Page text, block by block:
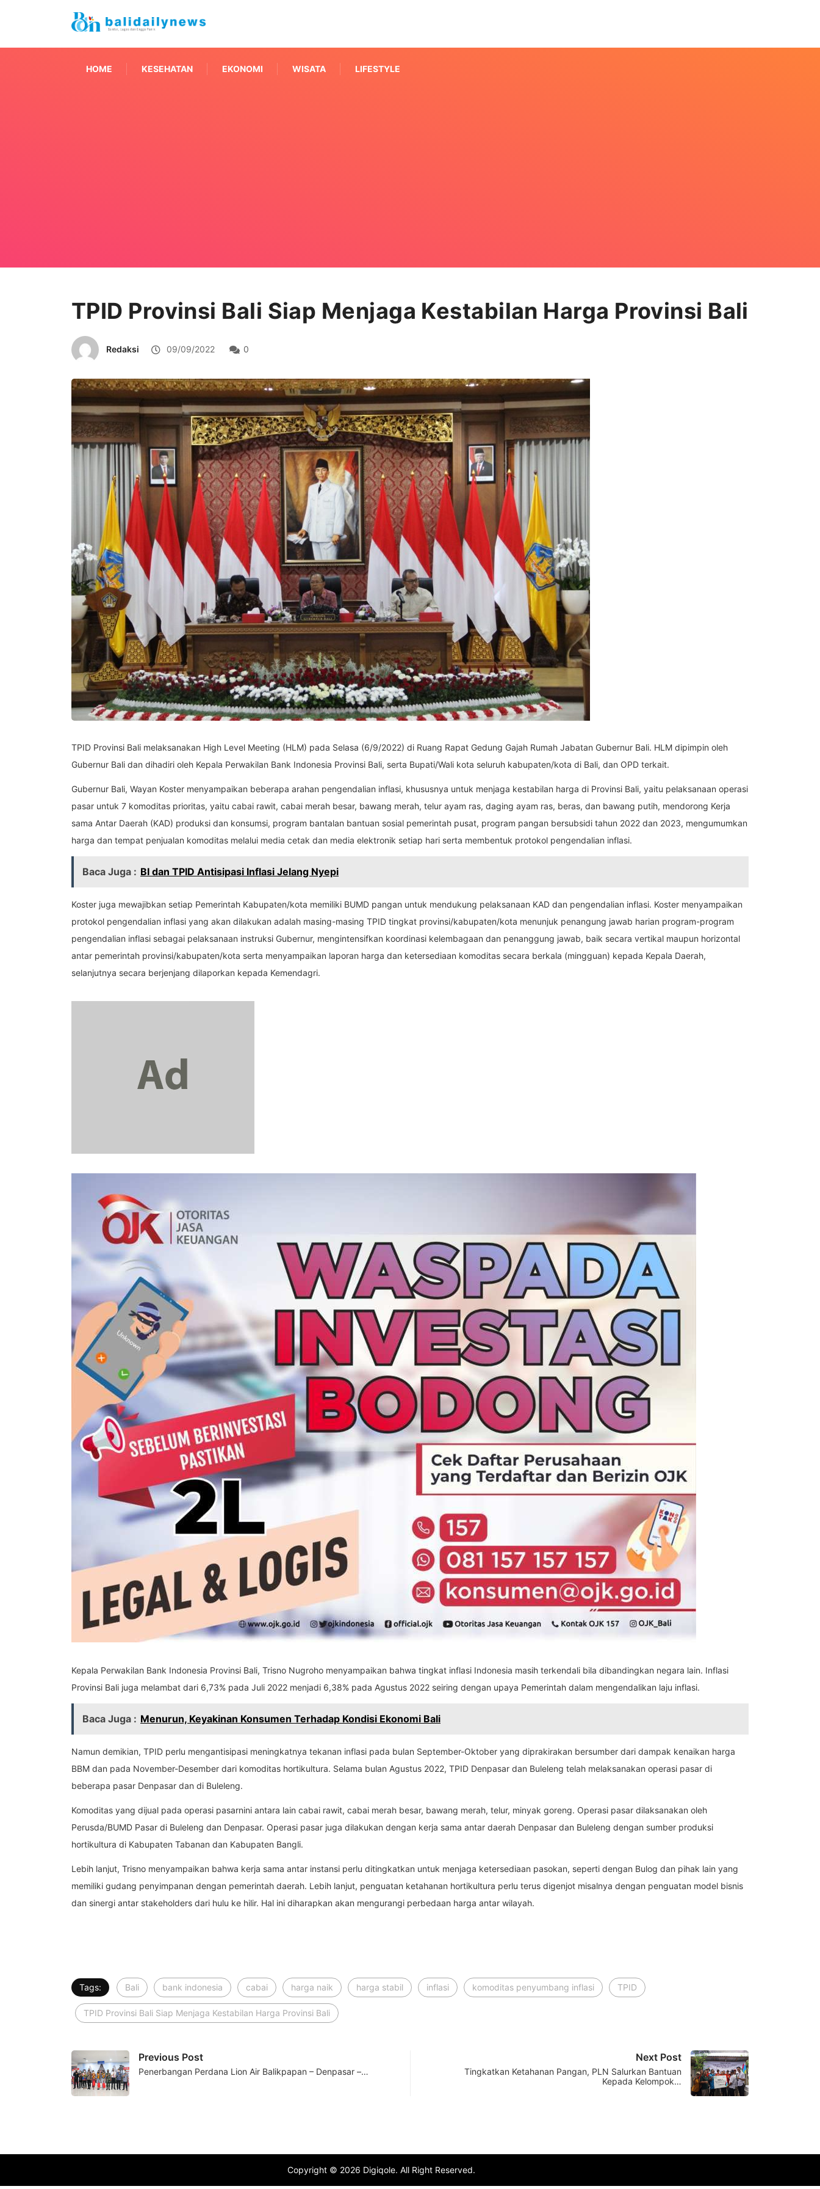
HOME KESEHATAN EKONOMI WISATA LIFESTYLE
TPID Provinsi Bali Siap Menjaga Kestabilan Harga Provinsi Bali
Redaksi 09/09/2022 0
TPID Provinsi Bali melaksanakan High Level Meeting (HLM) pada Selasa (6/9/2022) di Ruang Rapat Gedung Gajah Rumah Jabatan Gubernur Bali. HLM dipimpin oleh
Gubernur Bali dan dihadiri oleh Kepala Perwakilan Bank Indonesia Provinsi Bali, serta Bupati/Wali kota seluruh kabupaten/kota di Bali, dan OPD terkait.
Gubernur Bali, Wayan Koster menyampaikan beberapa arahan pengendalian inflasi, khususnya untuk menjaga kestabilan harga di Provinsi Bali, yaitu pelaksanaan operasi
pasar untuk 7 komoditas prioritas, yaitu cabai rawit, cabai merah besar, bawang merah, telur ayam ras, daging ayam ras, beras, dan bawang putih, mendorong Kerja
sama Antar Daerah (KAD) produksi dan konsumsi, program bantalan bantuan sosial pemerintah pusat, program pangan bersubsidi tahun 2022 dan 2023, mengumumkan
harga dan tempat penjualan komoditas melalui media cetak dan media elektronik setiap hari serta membentuk protokol pengendalian inflasi.
Baca Juga : BI dan TPID Antisipasi Inflasi Jelang Nyepi
Koster juga mewajibkan setiap Pemerintah Kabupaten/kota memiliki BUMD pangan untuk mendukung pelaksanaan KAD dan pengendalian inflasi. Koster menyampaikan
protokol pengendalian inflasi yang akan dilakukan adalah masing-masing TPID tingkat provinsi/kabupaten/kota menunjuk penangung jawab harian program-program
pengendalian inflasi sebagai pelaksanaan instruksi Gubernur, mengintensifkan koordinasi kelembagaan dan penanggung jawab, baik secara vertikal maupun horizontal
antar pemerintah provinsi/kabupaten/kota serta menyampaikan laporan harga dan ketersediaan komoditas secara berkala (mingguan) kepada Kepala Daerah,
selanjutnya secara berjenjang dilaporkan kepada Kemendagri.
Kepala Perwakilan Bank Indonesia Provinsi Bali, Trisno Nugroho menyampaikan bahwa tingkat inflasi Indonesia masih terkendali bila dibandingkan negara lain. Inflasi
Provinsi Bali juga melambat dari 6,73% pada Juli 2022 menjadi 6,38% pada Agustus 2022 seiring dengan upaya Pemerintah dalam mengendalikan laju inflasi.
Baca Juga : Menurun, Keyakinan Konsumen Terhadap Kondisi Ekonomi Bali
Namun demikian, TPID perlu mengantisipasi meningkatnya tekanan inflasi pada bulan September-Oktober yang diprakirakan bersumber dari dampak kenaikan harga
BBM dan pada November-Desember dari komoditas hortikultura. Selama bulan Agustus 2022, TPID Denpasar dan Buleleng telah melaksanakan operasi pasar di
beberapa pasar Denpasar dan di Buleleng.
Komoditas yang dijual pada operasi pasarnini antara lain cabai rawit, cabai merah besar, bawang merah, telur, minyak goreng. Operasi pasar dilaksanakan oleh
Perusda/BUMD Pasar di Buleleng dan Denpasar. Operasi pasar juga dilakukan dengan kerja sama antar daerah Denpasar dan Buleleng dengan sumber produksi
hortikultura di Kabupaten Tabanan dan Kabupaten Bangli.
Lebih lanjut, Trisno menyampaikan bahwa kerja sama antar instansi perlu ditingkatkan untuk menjaga ketersediaan pasokan, seperti dengan Bulog dan pihak lain yang
memiliki gudang penyimpanan dengan pemerintah daerah. Lebih lanjut, penguatan ketahanan hortikultura perlu terus digenjot misalnya dengan penguatan model bisnis
dan sinergi antar stakeholders dari hulu ke hilir. Hal ini diharapkan akan mengurangi perbedaan harga antar wilayah.
Tags: Bali bank indonesia cabai harga naik harga stabil inflasi komoditas penyumbang inflasi TPID
TPID Provinsi Bali Siap Menjaga Kestabilan Harga Provinsi Bali
Previous Post
Penerbangan Perdana Lion Air Balikpapan – Denpasar –…
Next Post
Tingkatkan Ketahanan Pangan, PLN Salurkan Bantuan
Kepada Kelompok…
Copyright © 2026 Digiqole. All Right Reserved.